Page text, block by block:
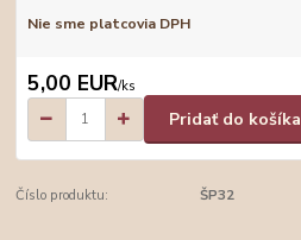
Nie sme platcovia DPH
5,00 EUR/ks
Pridať do košíka
Číslo produktu: ŠP32